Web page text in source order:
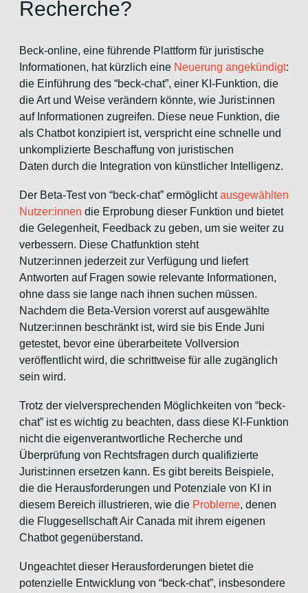
Recherche?
Beck-online, eine führende Plattform für juristische
Informationen, hat kürzlich eine Neuerung angekündigt:
die Einführung des “beck-chat”, einer KI-Funktion, die
die Art und Weise verändern könnte, wie Jurist:innen
auf Informationen zugreifen. Diese neue Funktion, die
als Chatbot konzipiert ist, verspricht eine schnelle und
unkomplizierte Beschaffung von juristischen
Daten durch die Integration von künstlicher Intelligenz.
Der Beta-Test von “beck-chat” ermöglichtausgewählten
Nutzer:innen die Erprobung dieser Funktion und bietet
die Gelegenheit, Feedback zu geben, um sie weiter zu
verbessern. Diese Chatfunktion steht
Nutzer:innen jederzeit zur Verfügung und liefert
Antworten auf Fragen sowie relevante Informationen,
ohne dass sie lange nach ihnen suchen müssen.
Nachdem die Beta-Version vorerst auf ausgewählte
Nutzer:innen beschränkt ist, wird sie bis Ende Juni
getestet, bevor eine überarbeitete Vollversion
veröffentlicht wird, die schrittweise für alle zugänglich
sein wird.
Trotz der vielversprechenden Möglichkeiten von “beck-
chat” ist es wichtig zu beachten, dass diese KI-Funktion
nicht die eigenverantwortliche Recherche und
Überprüfung von Rechtsfragen durch qualifizierte
Jurist:innen ersetzen kann. Es gibt bereits Beispiele,
die die Herausforderungen und Potenziale von KI in
diesem Bereich illustrieren, wie die Probleme, denen
die Fluggesellschaft Air Canada mit ihrem eigenen
Chatbot gegenüberstand.
Ungeachtet dieser Herausforderungen bietet die
potenzielle Entwicklung von “beck-chat”, insbesondere